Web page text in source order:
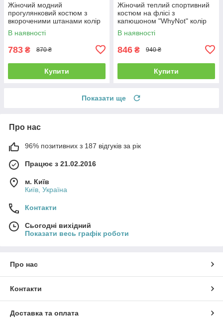
Жіночий модний
прогулянковий костюм з
вкороченими штанами колір
фісташковий
В наявності
783 ₴ 870 ₴
Купити
Жіночий теплий спортивний
костюм на флісі з
капюшоном "WhyNot" колір
капучино весна осені
В наявності
846 ₴ 940 ₴
Купити
Показати ще
Про нас
96% позитивних з 187 відгуків за рік
Працює з 21.02.2016
м. Київ
Київ, Україна
Контакти
Сьогодні вихідний
Показати весь графік роботи
Про нас
Контакти
Доставка та оплата